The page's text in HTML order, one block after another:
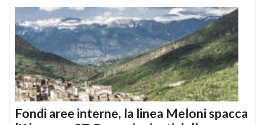
Fondi aree interne, la linea Meloni spacca